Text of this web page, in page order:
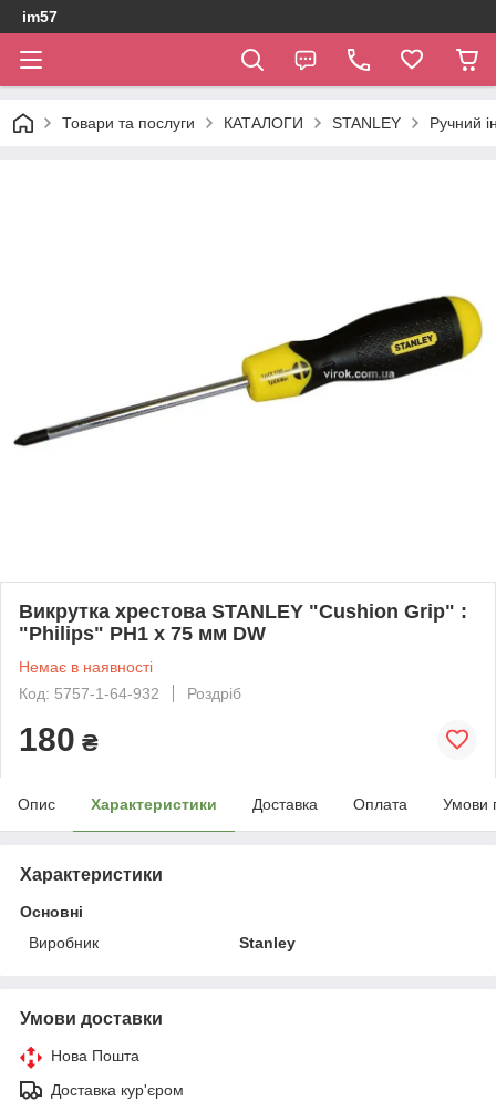
im57
Товари та послуги КАТАЛОГИ STANLEY Ручний
Викрутка хрестова STANLEY "Cushion Grip" :
"Philips" PH1 х 75 мм DW
Немає в наявності
Код: 5757-1-64-932
Роздріб
180 ₴
Опис Характеристики Доставка Оплата Умови
Характеристики
Основні
Виробник
Stanley
Умови доставки
Нова Пошта
Доставка кур'єром